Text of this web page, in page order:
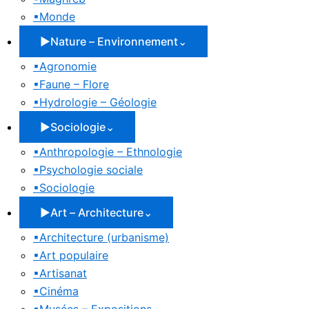
▪Monde
▶Nature – Environnement⌄
▪Agronomie
▪Faune – Flore
▪Hydrologie – Géologie
▶Sociologie⌄
▪Anthropologie – Ethnologie
▪Psychologie sociale
▪Sociologie
▶Art – Architecture⌄
▪Architecture (urbanisme)
▪Art populaire
▪Artisanat
▪Cinéma